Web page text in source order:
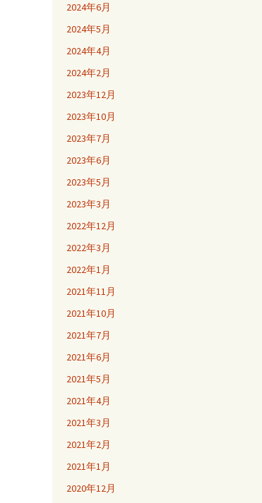
2024年6月
2024年5月
2024年4月
2024年2月
2023年12月
2023年10月
2023年7月
2023年6月
2023年5月
2023年3月
2022年12月
2022年3月
2022年1月
2021年11月
2021年10月
2021年7月
2021年6月
2021年5月
2021年4月
2021年3月
2021年2月
2021年1月
2020年12月